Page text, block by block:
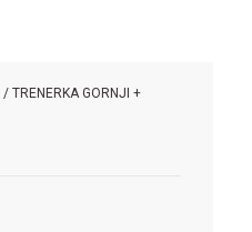
/ TRENERKA GORNJI +